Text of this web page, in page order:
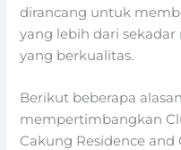
dirancang untuk
yang lebih dari
yang berkualitas.
Berikut beberapa
mempertimbangkan
Cakung Residence and